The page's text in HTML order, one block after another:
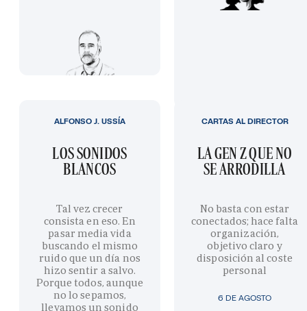
LOS SONIDOS
BLANCOS
Tal vez crecer
consista en eso. En
pasar media vida
buscando el mismo
ruido que un día nos
hizo sentir a salvo.
Porque todos, aunque
no lo sepamos,
llevamos un sonido
ALFONSO J. USSÍA
6 DE AGOSTO
LA GEN Z QUE NO
SE ARRODILLA
No basta con estar
conectados; hace falta
organización,
objetivo claro y
disposición al coste
personal
CARTAS AL DIRECTOR